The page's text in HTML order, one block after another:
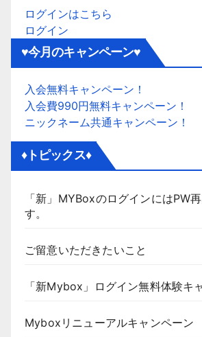
ログインはこちら
ログイン
♥今月のキャンペーン♥
入会無料キャンペーン！
入会費990円無料キャンペーン！
ニックネーム共通キャンペーン！
♦トピックス♦
「新」MYBoxのログインにはPW
す。
ご留意いただきたいこと
「新Mybox」ログイン無料体験キ
Myboxリニューアルキャンペーン